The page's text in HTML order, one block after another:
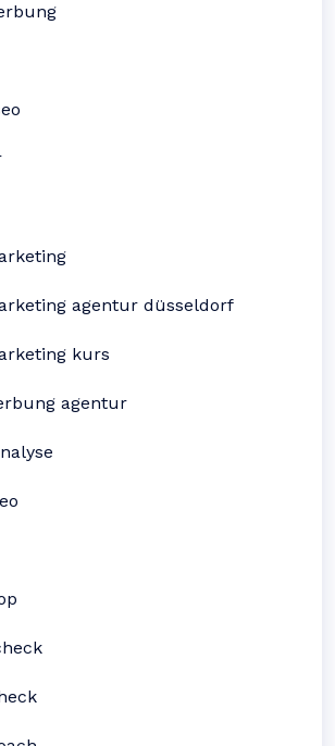
agentur düsseldorf
kurs
agentur